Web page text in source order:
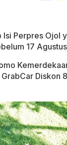
Perpres Ojol
17 Agustus
Diskon